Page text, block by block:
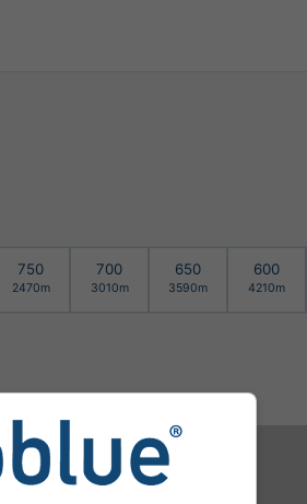
750
2470m
700
3010m
650
3590m
600
4210m